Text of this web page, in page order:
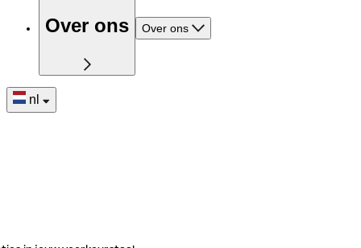
Over ons Over ons
nl